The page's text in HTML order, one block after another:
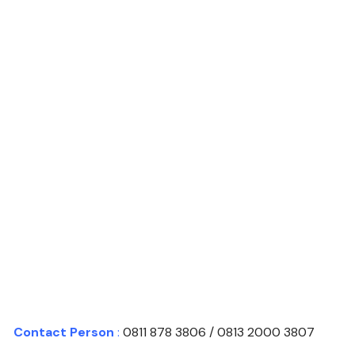
Contact Person:0811 878 3806 / 0813 2000 3807